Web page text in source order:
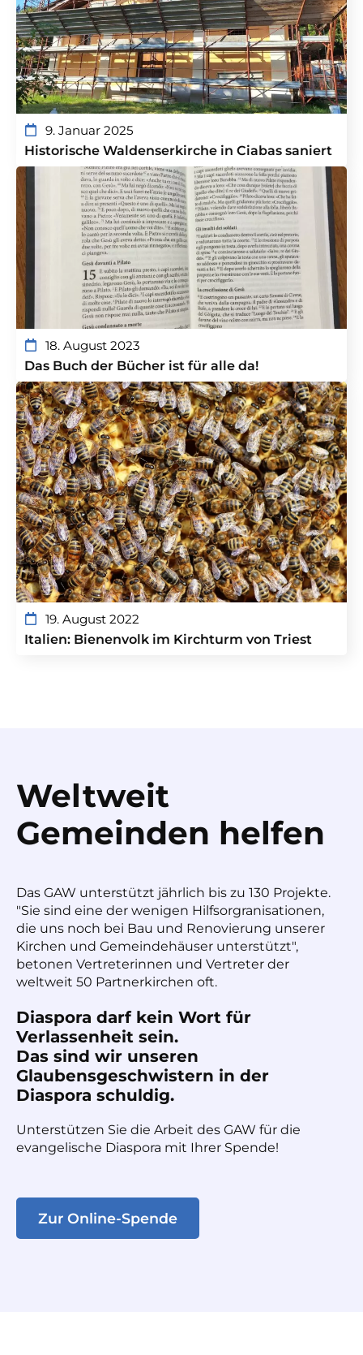
9. Januar 2025
Historische Waldenserkirche in Ciabas saniert
18. August 2023
Das Buch der Bücher ist für alle da!
19. August 2022
Italien: Bienenvolk im Kirchturm von Triest
Weltweit
Gemeinden helfen
Das GAW unterstützt jährlich bis zu 130 Projekte.
"Sie sind eine der wenigen Hilfsorgranisationen,
die uns noch bei Bau und Renovierung unserer
Kirchen und Gemeindehäuser unterstützt",
betonen Vertreterinnen und Vertreter der
weltweit 50 Partnerkirchen oft.
Diaspora darf kein Wort für
Verlassenheit sein.
Das sind wir unseren
Glaubensgeschwistern in der
Diaspora schuldig.
Unterstützen Sie die Arbeit des GAW für die
evangelische Diaspora mit Ihrer Spende!
Zur Online-Spende